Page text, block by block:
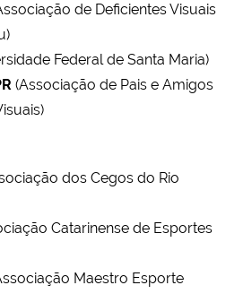
de Deficientes Visuais
Federal de Santa Maria)
(Associação de Pais e Amigos
dos Cegos do Rio
Catarinense de Esportes
Maestro Esporte